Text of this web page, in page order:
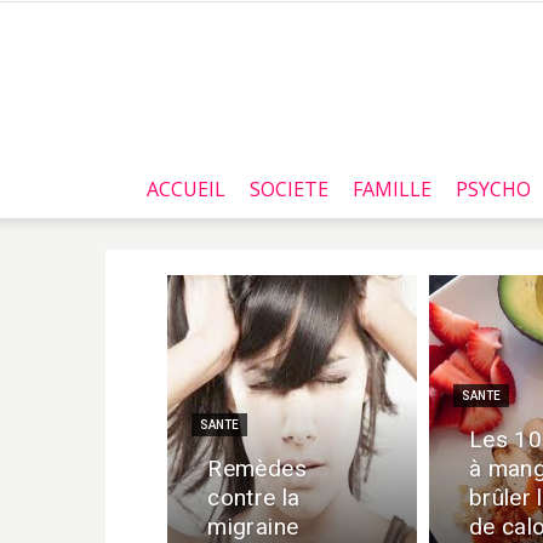
ACCUEIL SOCIETE FAMILLE PSYCHO
SANTE
Remèdes
contre la
migraine
SANTE
Les
à
brûler
de